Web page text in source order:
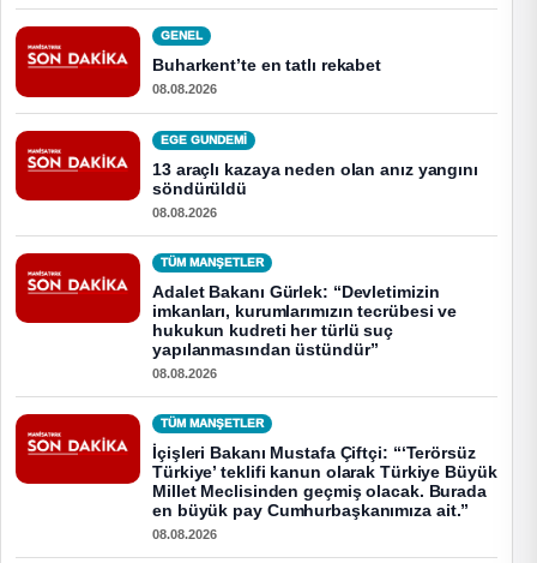
GENEL
Buharkent’te en tatlı rekabet
08.08.2026
EGE GUNDEMİ
13 araçlı kazaya neden olan anız yangını
söndürüldü
08.08.2026
TÜM MANŞETLER
Adalet Bakanı Gürlek: “Devletimizin
imkanları, kurumlarımızın tecrübesi ve
hukukun kudreti her türlü suç
yapılanmasından üstündür”
08.08.2026
TÜM MANŞETLER
İçişleri Bakanı Mustafa Çiftçi: “‘Terörsüz
Türkiye’ teklifi kanun olarak Türkiye Büyük
Millet Meclisinden geçmiş olacak. Burada
en büyük pay Cumhurbaşkanımıza ait.”
08.08.2026